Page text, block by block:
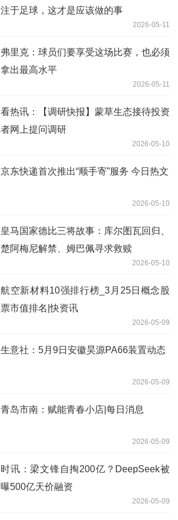
注于足球，这才是应该做的事
2026-05-11
弗里克：球员们要享受这场比赛，也必须
拿出最高水平
2026-05-11
看热讯：【调研快报】蒙草生态接待投资
者网上提问调研
2026-05-10
京东快递首次推出“顺手寄”服务 今日热文
2026-05-10
皇马国家德比三将故事：库尔图瓦回归、
楚阿梅尼解禁、姆巴佩寻求救赎
2026-05-10
航空新材料10强排行榜_3月25日概念股
票市值排名|快资讯
2026-05-09
生意社：5月9日安徽昊源PA66装置动态
2026-05-09
青岛市南：赋能青春小店|每日消息
2026-05-09
时讯：梁文锋自掏200亿？DeepSeek被
曝500亿天价融资
2026-05-09